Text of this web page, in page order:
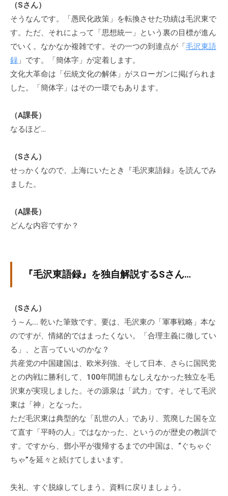
（Sさん）
そうなんです。「愚民化政策」を転換させた功績は毛沢東で
す。ただ、それによって「思想統一」という裏の目標が進ん
でいく。なかなか複雑です。その一つの到達点が「毛沢東語
録 」です。「簡体字」が定着します。
文化大革命は「伝統文化の解体」がスローガンに掲げられま
した。「簡体字」はその一環でもあります。
（A課長）
なるほど…
（Sさん）
せっかくなので、上海にいたとき『毛沢東語録』を読んでみ
ました。
（A課長）
どんな内容ですか？
『毛沢東語録』を独自解説するSさん…
（Sさん）
う～ん… 乾いた筆致です。要は、毛沢東の「軍事戦略」本な
のですが、情緒的ではまったくない。「合理主義に徹してい
る」、と言っていいのかな？
共産党の中国建国は、欧米列強、そして日本、さらに国民党
との内戦に勝利して、100年間誰もなしえなかった独立を毛
沢東が実現しました。その源泉は「武力」です。そして毛沢
東は「神」となった。
ただ毛沢東は典型的な「乱世の人」であり、荒廃した国を立
て直す「平時の人」ではなかった、というのが歴史の教訓で
す。ですから、鄧小平が復帰するまでの中国は、“ぐちゃぐ
ちゃ”を延々と続けてしまいます。
失礼、すぐ脱線してしまう。資料に戻りましょう。